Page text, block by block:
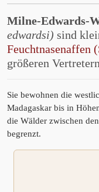
Milne-Edwards-
edwardsi) sind
Feuchtnasenaffen
größeren
Sie bewohnen die
Madagaskar bis in
die Wälder zwischen
begrenzt.